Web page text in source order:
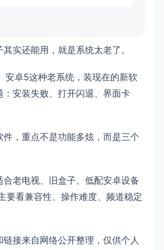
实还能用，就是系统太老了。
安卓5这种老系统，装现在的新软
安装失败、打开闪退、界面卡
，重点不是功能多炫，而是三个
老电视、旧盒子、低配安卓设备
要看兼容性、操作难度、频道稳定
接来自网络公开整理，仅供个人